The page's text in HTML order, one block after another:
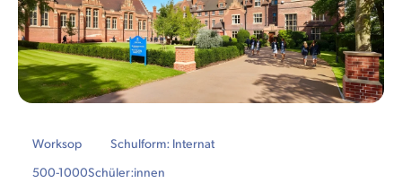
Worksop
Schulform: Internat
500-1000Schüler:innen